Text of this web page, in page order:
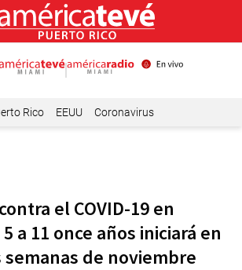
Rico EEUU Coronavirus
el COVID-19 en
a 11 once años iniciará en
semanas de noviembre